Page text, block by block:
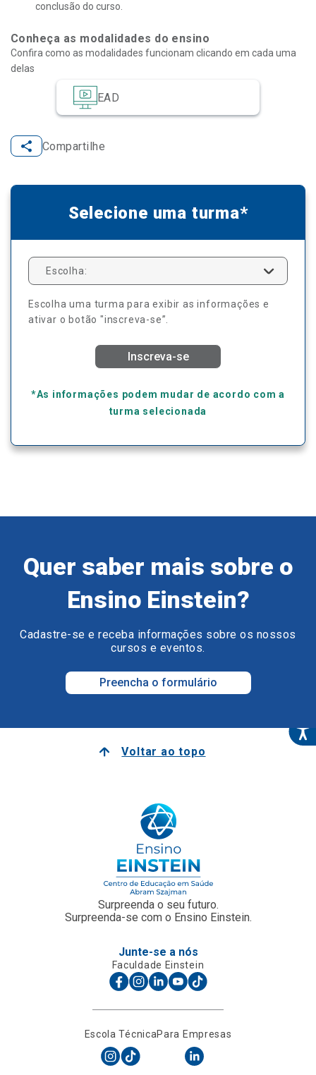
conclusão do curso.
Conheça as modalidades do ensino
EAD
Confira como as modalidades funcionam clicando em cada uma
delas
Compartilhe
Selecione uma turma*
Escolha:
Escolha uma turma para exibir as informações e
ativar o botão "inscreva-se”.
Inscreva-se
*As informações podem mudar de acordo com a
turma selecionada
Quer saber mais sobre o
Ensino Einstein?
Cadastre-se e receba informações sobre os nossos
cursos e eventos.
Preencha o formulário
Voltar ao topo
Surpreenda o seu futuro.
Surpreenda-se com o Ensino Einstein.
Junte-se a nós
Faculdade Einstein
Escola TécnicaPara Empresas